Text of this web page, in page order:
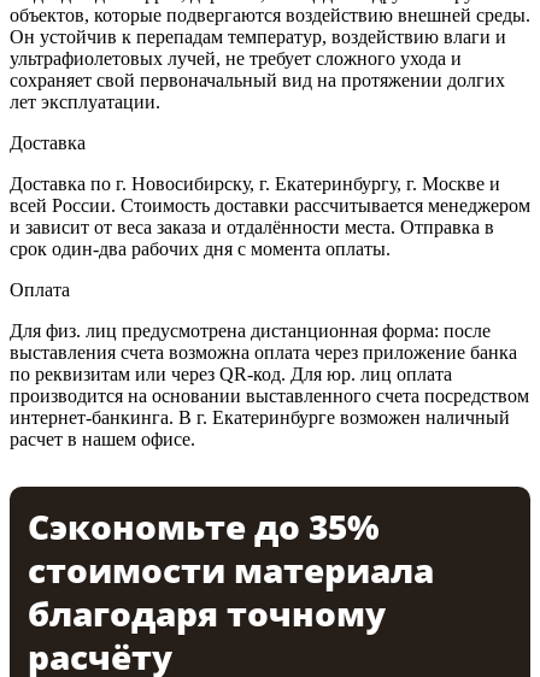
объектов, которые подвергаются воздействию внешней среды.
Он устойчив к перепадам температур, воздействию влаги и
ультрафиолетовых лучей, не требует сложного ухода и
сохраняет свой первоначальный вид на протяжении долгих
лет эксплуатации.
Доставка
Доставка по г. Новосибирску, г. Екатеринбургу, г. Москве и
всей России. Стоимость доставки рассчитывается менеджером
и зависит от веса заказа и отдалённости места. Отправка в
срок один-два рабочих дня с момента оплаты.
Оплата
Для физ. лиц предусмотрена дистанционная форма: после
выставления счета возможна оплата через приложение банка
по реквизитам или через QR-код. Для юр. лиц оплата
производится на основании выставленного счета посредством
интернет-банкинга. В г. Екатеринбурге возможен наличный
расчет в нашем офисе.
Сэкономьте до 35%
стоимости материала
благодаря точному
расчёту